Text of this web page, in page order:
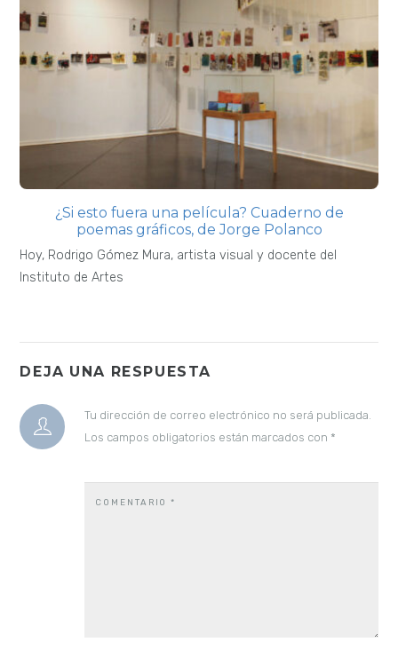
¿Si esto fuera una película? Cuaderno de
poemas gráficos, de Jorge Polanco
Hoy, Rodrigo Gómez Mura, artista visual y docente del
Instituto de Artes
DEJA UNA RESPUESTA
Tu dirección de correo electrónico no será publicada.
Los campos obligatorios están marcados con *
COMENTARIO*